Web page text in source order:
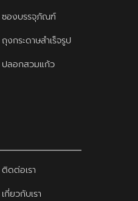
ซองบรรจุภัณฑ์
ถุงกระดาษสำเร็จรูป
ปลอกสวมแก้ว
ติดต่อเรา
เกี่ยวกับเรา